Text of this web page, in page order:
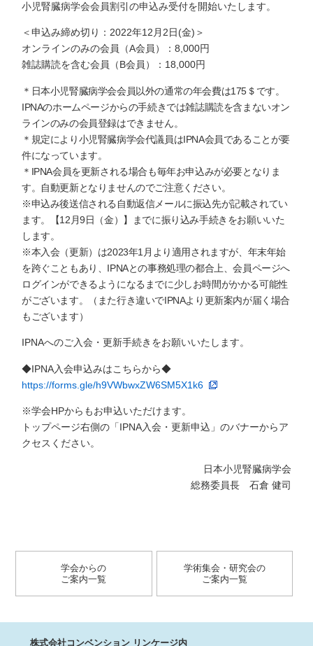
小児腎臓病学会会員割引の申込み受付を開始いたします。
＜申込み締め切り：2022年12月2日(金)＞
オンラインのみの会員（A会員）：8,000円
雑誌購読を含む会員（B会員）：18,000円
＊日本小児腎臓病学会会員以外の通常の年会費は175＄です。
IPNAのホームページからの手続きでは雑誌購読を含まないオン
ラインのみの会員登録はできません。
＊規定により小児腎臓病学会代議員はIPNA会員であることが要
件になっています。
＊IPNA会員を更新される場合も毎年お申込みが必要となりま
す。自動更新となりませんのでご注意ください。
※申込み後送信される自動返信メールに振込先が記載されてい
ます。【12月9日（金）】までに振り込み手続きをお願いいた
します。
※本入会（更新）は2023年1月より適用されますが、年末年始
を跨ぐこともあり、IPNAとの事務処理の都合上、会員ページへ
ログインができるようになるまでに少しお時間がかかる可能性
がございます。（また行き違いでIPNAより更新案内が届く場合
もございます）
IPNAへのご入会・更新手続きをお願いいたします。
◆IPNA入会申込みはこちらから◆
https://forms.gle/h9VWbwxZW6SM5X1k6
※学会HPからもお申込いただけます。
トップページ右側の「IPNA入会・更新申込」のバナーからア
クセスください。
日本小児腎臓病学会
総務委員長 石倉 健司
学会からの
ご案内一覧
学術集会・研究会の
ご案内一覧
株式会社コンベンション リンケージ内